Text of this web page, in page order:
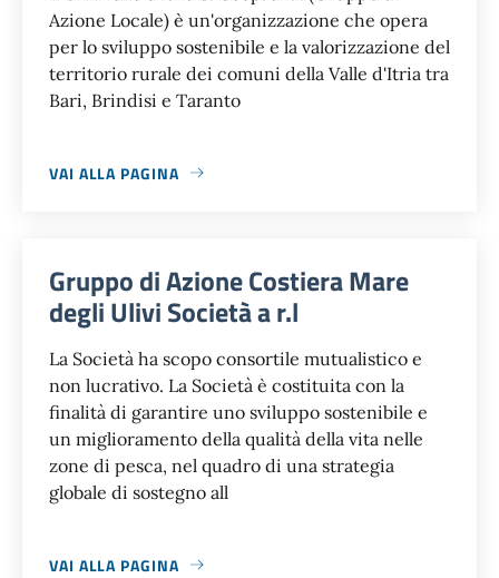
Azione Locale) è un'organizzazione che opera
per lo sviluppo sostenibile e la valorizzazione del
territorio rurale dei comuni della Valle d'Itria tra
Bari, Brindisi e Taranto
VAI ALLA PAGINA
Gruppo di Azione Costiera Mare
degli Ulivi Società a r.l
La Società ha scopo consortile mutualistico e
non lucrativo. La Società è costituita con la
finalità di garantire uno sviluppo sostenibile e
un miglioramento della qualità della vita nelle
zone di pesca, nel quadro di una strategia
globale di sostegno all
VAI ALLA PAGINA